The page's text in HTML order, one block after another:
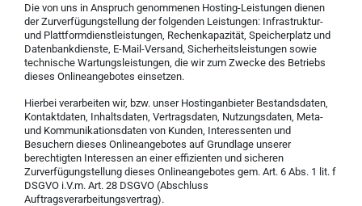
Die von uns in Anspruch genommenen Hosting-Leistungen dienen
der Zurverfügungstellung der folgenden Leistungen: Infrastruktur-
und Plattformdienstleistungen, Rechenkapazität, Speicherplatz und
Datenbankdienste, E-Mail-Versand, Sicherheitsleistungen sowie
technische Wartungsleistungen, die wir zum Zwecke des Betriebs
dieses Onlineangebotes einsetzen.
Hierbei verarbeiten wir, bzw. unser Hostinganbieter Bestandsdaten,
Kontaktdaten, Inhaltsdaten, Vertragsdaten, Nutzungsdaten, Meta-
und Kommunikationsdaten von Kunden, Interessenten und
Besuchern dieses Onlineangebotes auf Grundlage unserer
berechtigten Interessen an einer effizienten und sicheren
Zurverfügungstellung dieses Onlineangebotes gem. Art. 6 Abs. 1 lit. f
DSGVO i.V.m. Art. 28 DSGVO (Abschluss
Auftragsverarbeitungsvertrag).